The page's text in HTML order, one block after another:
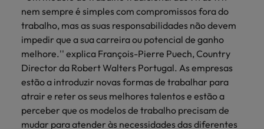
nem sempre é simples com compromissos fora do
trabalho, mas as suas responsabilidades não devem
impedir que a sua carreira ou potencial de ganho
melhore.'' explica François-Pierre Puech, Country
Director da Robert Walters Portugal. As empresas
estão a introduzir novas formas de trabalhar para
atrair e reter os seus melhores talentos e estão a
perceber que os modelos de trabalho precisam de
mudar para atender às necessidades das diferentes